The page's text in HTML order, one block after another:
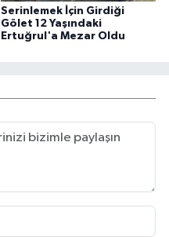
Serinlemek İçin Girdiği
Gölet 12 Yaşındaki
Ertuğrul'a Mezar Oldu